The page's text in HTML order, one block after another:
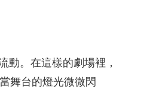
。在這樣的劇場裡，
舞台的燈光微微閃